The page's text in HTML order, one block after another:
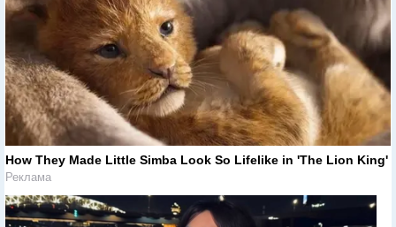
How They Made Little Simba Look So Lifelike in 'The Lion King'
Реклама